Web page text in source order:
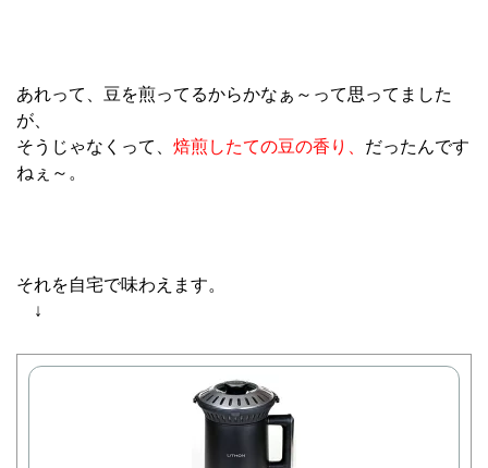
あれって、豆を煎ってるからかなぁ～って思ってました
が、
そうじゃなくって、 焙煎したての豆の香り、 だったんです
ねぇ～。
それを自宅で味わえます。
↓